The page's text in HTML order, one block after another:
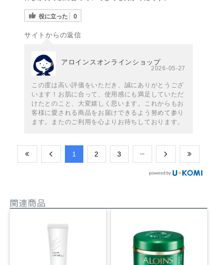
役に立った 0
サイトからの返信
アロインスオンラインショップ
2026-05-27
この度は高い評価をいただき、誠にありがとうござ
います！お肌に合って、使用感にも満足していただ
けたとのこと、大変嬉しく思います。これからもお
客様に愛される商品をお届けできるよう努めて参り
ます。またのご利用を心よりお待ちしております。
​1 ​2 ​3
関連商品